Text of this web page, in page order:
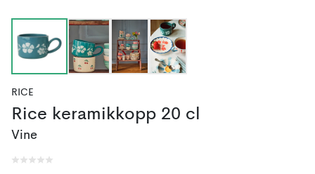
RICE
Rice keramikkopp 20 cl
Vine